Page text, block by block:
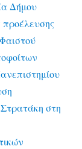
Δήμου
προέλευσης
στη